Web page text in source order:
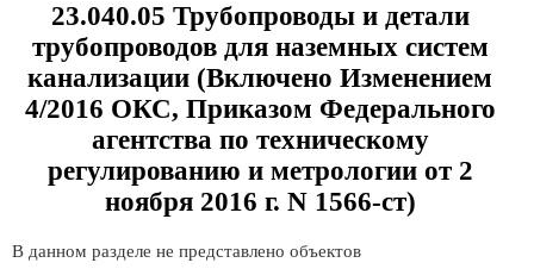
23.040.05 Трубопроводы и детали
трубопроводов для наземных систем
канализации (Включено Изменением
4/2016 ОКС, Приказом Федерального
агентства по техническому
регулированию и метрологии от 2
ноября 2016 г. N 1566-ст)
В данном разделе не представлено объектов